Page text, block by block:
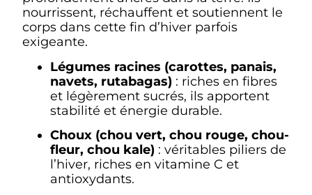
nourrissent, réchauffent et soutiennent le
corps dans cette fin d’hiver parfois
exigeante.
Légumes racines (carottes, panais,
navets, rutabagas) : riches en fibres
et légèrement sucrés, ils apportent
stabilité et énergie durable.
Choux (chou vert, chou rouge, chou-
fleur, chou kale) : véritables piliers de
l’hiver, riches en vitamine C et
antioxydants.